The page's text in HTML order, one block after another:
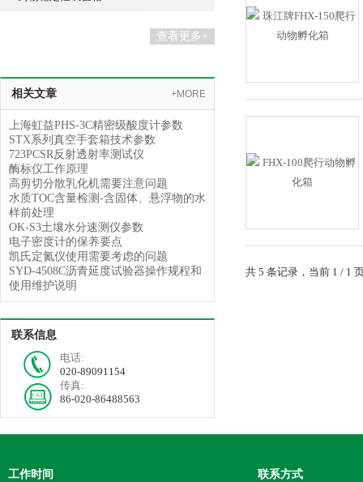
查看更多+
相关文章 +MORE
上海虹益PHS-3C精密级酸度计参数
STX系列真空手套箱技术参数
723PCSR反射透射率测试仪
酶标仪工作原理
高剪切分散乳化机需要注意问题
水质TOC含量检测-含固体、悬浮物的水
样前处理
OK-S3土壤水分速测仪参数
电子密度计的保养要点
凯氏定氮仪使用需要考虑的问题
SYD-4508C沥青延度试验器操作规程和
使用维护说明
联系信息
电话:
020-89091154
传真:
86-020-86488563
共 5 条记录，当前 1 / 1
工作时间 联系方式